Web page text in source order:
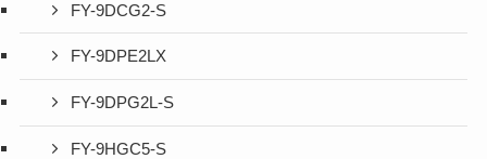
FY-9DCG2-S
FY-9DPE2LX
FY-9DPG2L-S
FY-9HGC5-S